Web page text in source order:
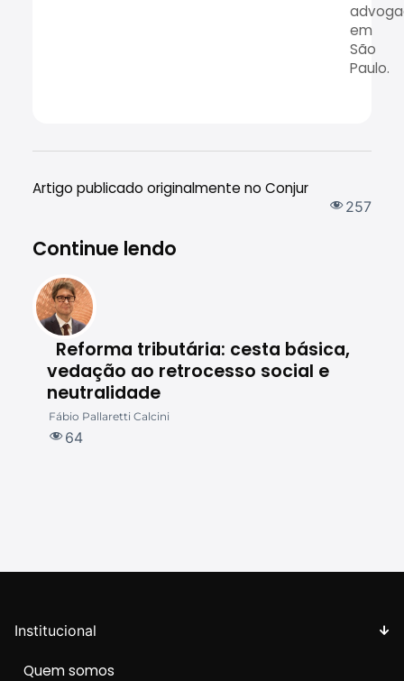
em
São
Paulo.
Artigo publicado originalmente no Conjur
257
Continue lendo
Reforma tributária: cesta básica,
vedação ao retrocesso social e
neutralidade
Fábio Pallaretti Calcini
64
Institucional
Quem somos